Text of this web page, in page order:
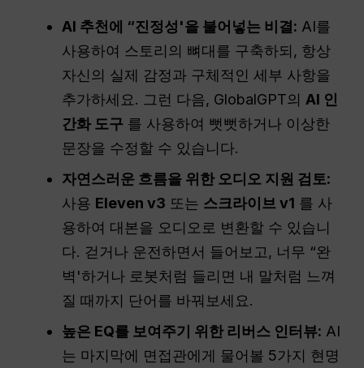
AI 추천에 “진정성'을 불어넣는 비결: AI를
사용하여 스토리의 뼈대를 구축하되, 항상
자신의 실제 감정과 구체적인 세부 사항을
추가하세요. 그런 다음, GlobalGPT의 AI 인
간화 도구 를 사용하여 뻣뻣하거나 이상한
문장을 수정할 수 있습니다.
자연스러운 흐름을 위한 오디오 지원 검토:
사용 Eleven v3 또는 스크라이브 v1 를 사
용하여 대본을 오디오로 변환할 수 있습니
다. 걷거나 운전하면서 들어보고, 너무 “완
벽'하거나 로봇처럼 들리면 내 말처럼 느껴
질 때까지 단어를 바꿔보세요.
높은 EQ를 보여주기 위한 리버스 인터뷰: AI
는 마지막에 면접관에게 물어볼 5가지 현명